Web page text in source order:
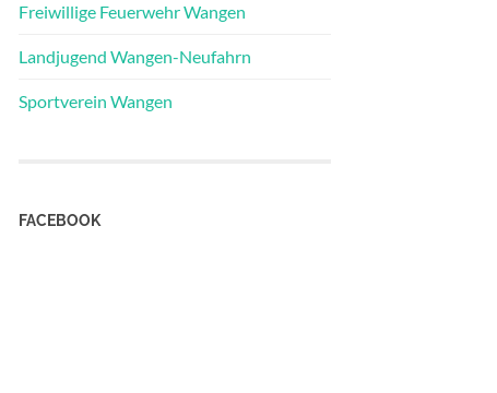
Freiwillige Feuerwehr Wangen
Landjugend Wangen-Neufahrn
Sportverein Wangen
FACEBOOK